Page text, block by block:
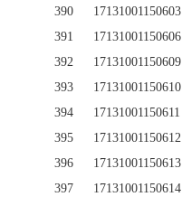
390
17131001150603
391
17131001150606
392
17131001150609
393
17131001150610
394
17131001150611
395
17131001150612
396
17131001150613
397
17131001150614